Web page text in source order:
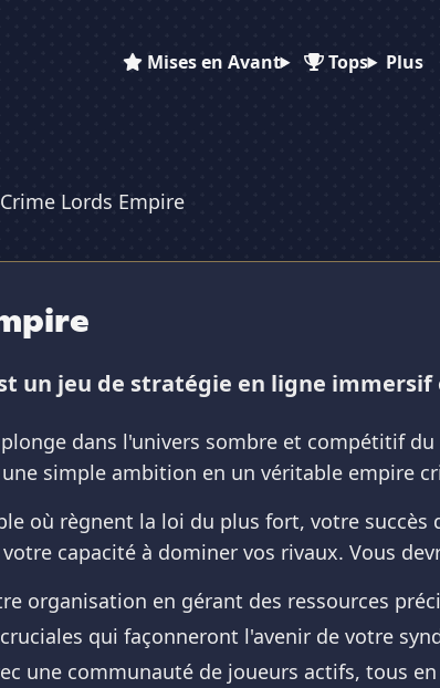
Mises en Avant Tops Plus
Crime Lords Empire
un jeu de stratégie en ligne immersif
dans l'univers sombre et compétitif
simple ambition en un véritable empire
où règnent la loi du plus fort, votre
capacité à dominer vos rivaux. Vous
organisation en gérant des ressources
qui façonneront l'avenir de votre
une communauté de joueurs actifs, tous
Es-tu sûr de vouloir supprimer ton avis de ce